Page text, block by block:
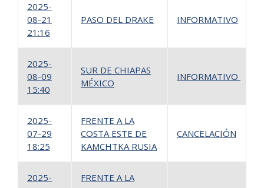
2025-
08-21
21:16
PASO DEL DRAKE INFORMATIVO
2025-
08-09
15:40
SUR DE CHIAPAS
MÉXICO
INFORMATIVO
2025-
07-29
18:25
FRENTE A LA
COSTA ESTE DE
KAMCHTKA RUSIA
CANCELACIÓN
2025-
FRENTE A LA